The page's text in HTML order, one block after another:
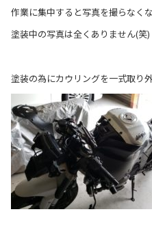
作業に集中すると写真を撮らなく
塗装中の写真は全くありません(笑)
塗装の為にカウリングを一式取り外